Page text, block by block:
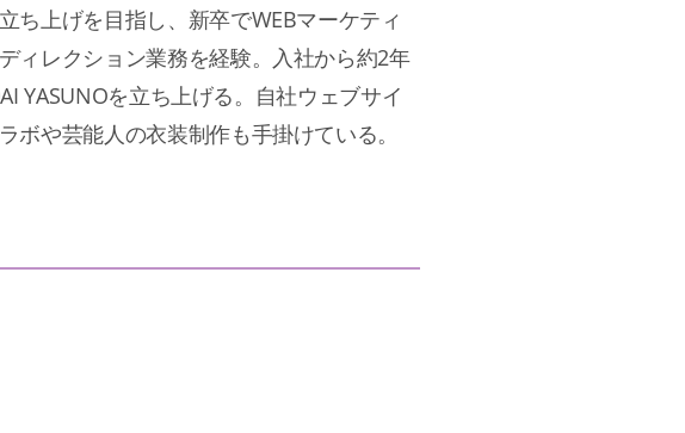
ち上げを目指し、新卒でWEBマーケティ
ィレクション業務を経験。入社から約2年
YASUNOを立ち上げる。自社ウェブサイ
や芸能人の衣装制作も手掛けている。